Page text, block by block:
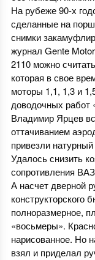
На рубеже 90-х
сделанные на
снимки
журнал Gente
2110 можно
которая в свое
моторы 1,1, 1,3 и
доводочных работ
Владимир Ярцев
оттачиванием
привезли
Удалось снизить
сопротивления
А насчет дверной
конструкторского
полноразмерное,
«восьмеры».
нарисованное. Но
взял и приделал